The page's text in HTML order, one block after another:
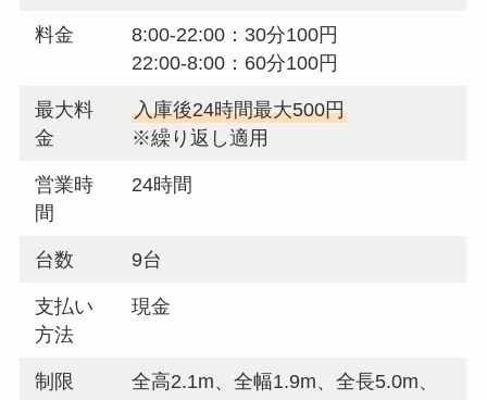
料金
8:00-22:00：30分100円
22:00-8:00：60分100円
最大料
金
入庫後24時間最大500円
※繰り返し適用
営業時
間
24時間
台数 9台
支払い
方法
現金
制限
全高2.1m、全幅1.9m、全長5.0m、